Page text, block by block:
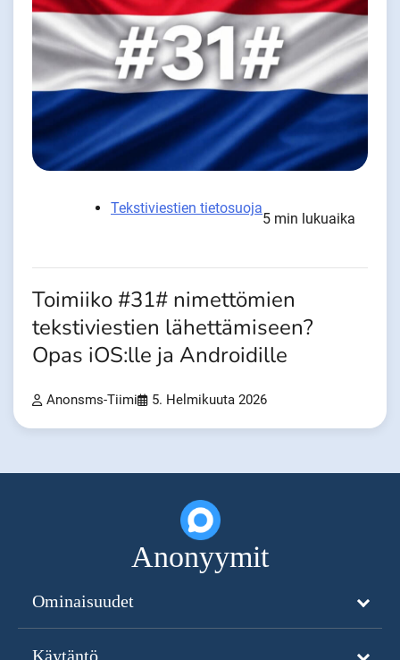
Tekstiviestien tietosuoja
5 min lukuaika
Toimiiko #31# nimettömien
tekstiviestien lähettämiseen?
Opas iOS:lle ja Androidille
Anonsms-Tiimi 5. Helmikuuta 2026
Anonyymit
Ominaisuudet
Käytäntö